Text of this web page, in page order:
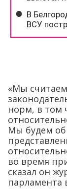
«Мы
норм, в том
Мы будем
во время
сказал он
парламента